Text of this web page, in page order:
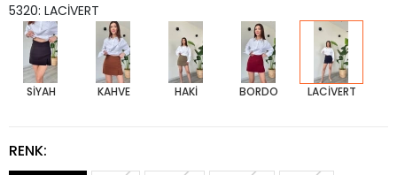
5320: LACİVERT
SİYAH KAHVE HAKİ BORDO LACİVERT
RENK: